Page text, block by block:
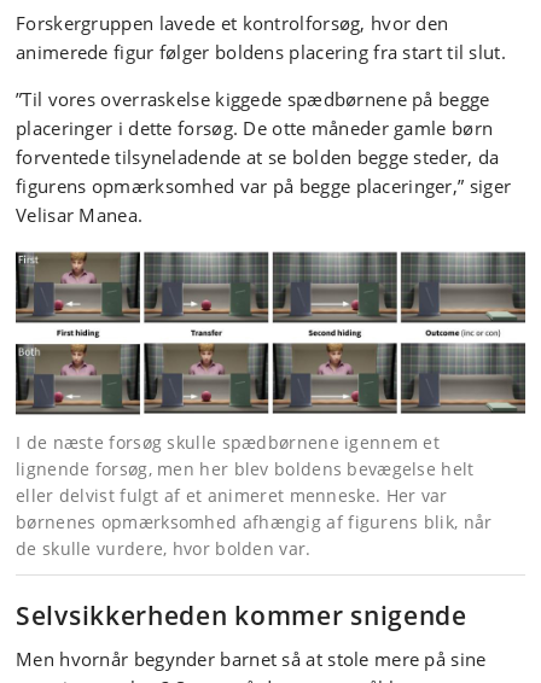
Forskergruppen lavede et kontrolforsøg, hvor den
animerede figur følger boldens placering fra start til slut.
”Til vores overraskelse kiggede spædbørnene på begge
placeringer i dette forsøg. De otte måneder gamle børn
forventede tilsyneladende at se bolden begge steder, da
figurens opmærksomhed var på begge placeringer,” siger
Velisar Manea.
I de næste forsøg skulle spædbørnene igennem et
lignende forsøg, men her blev boldens bevægelse helt
eller delvist fulgt af et animeret menneske. Her var
børnenes opmærksomhed afhængig af figurens blik, når
de skulle vurdere, hvor bolden var.
Selvsikkerheden kommer snigende
Men hvornår begynder barnet så at stole mere på sine